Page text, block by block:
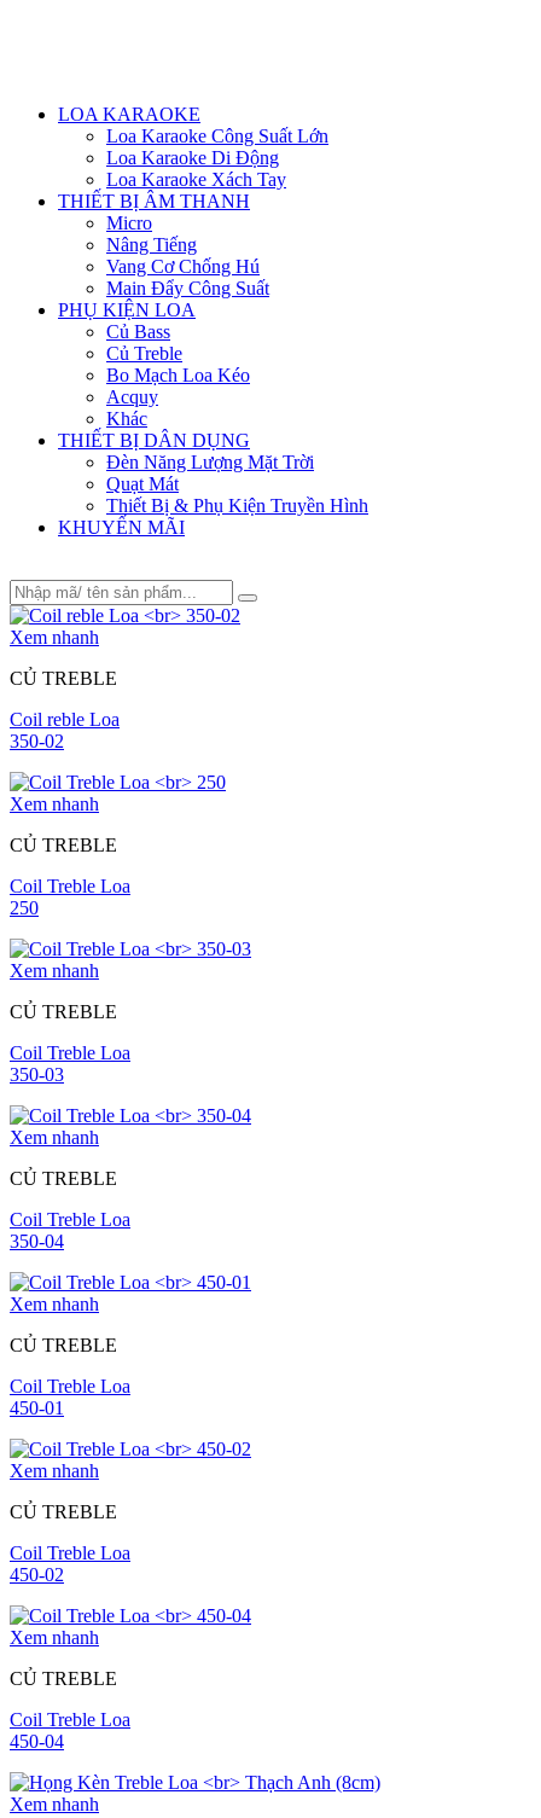
Menu
LOA KARAOKE
Loa Karaoke Công Suất Lớn
Loa Karaoke Di Động
Loa Karaoke Xách Tay
THIẾT BỊ ÂM THANH
Micro
Nâng Tiếng
Vang Cơ Chống Hú
Main Đẩy Công Suất
PHỤ KIỆN LOA
Củ Bass
Củ Treble
Bo Mạch Loa Kéo
Acquy
Khác
THIẾT BỊ DÂN DỤNG
Đèn Năng Lượng Mặt Trời
Quạt Mát
Thiết Bị & Phụ Kiện Truyền Hình
KHUYẾN MÃI
Xem nhanh
CỦ TREBLE
Coil reble Loa
350-02
Xem nhanh
CỦ TREBLE
Coil Treble Loa
250
Xem nhanh
CỦ TREBLE
Coil Treble Loa
350-03
Xem nhanh
CỦ TREBLE
Coil Treble Loa
350-04
Xem nhanh
CỦ TREBLE
Coil Treble Loa
450-01
Xem nhanh
CỦ TREBLE
Coil Treble Loa
450-02
Xem nhanh
CỦ TREBLE
Coil Treble Loa
450-04
Xem nhanh